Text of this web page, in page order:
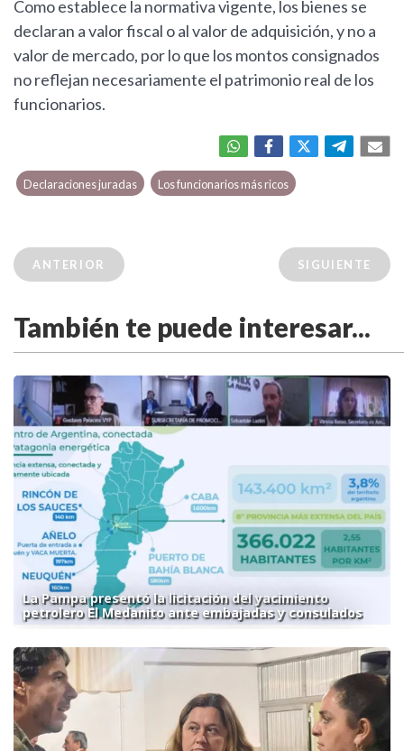
Como establece la normativa vigente, los bienes se
declaran a valor fiscal o al valor de adquisición, y no a
valor de mercado, por lo que los montos consignados
no reflejan necesariamente el patrimonio real de los
funcionarios.
Declaraciones juradas Los funcionarios más ricos
ANTERIOR SIGUIENTE
También te puede interesar...
La Pampa presentó la licitación del yacimiento
petrolero El Medanito ante embajadas y consulados